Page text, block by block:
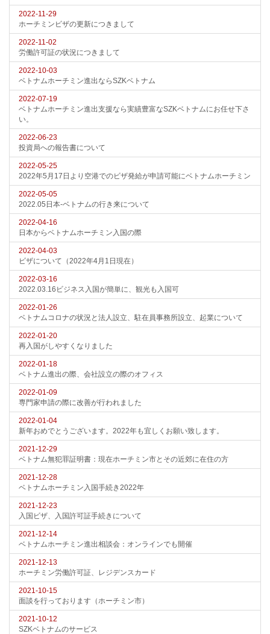
2022-11-29
ホーチミンビザの更新につきまして
2022-11-02
労働許可証の状況につきまして
2022-10-03
ベトナムホーチミン進出ならSZKベトナム
2022-07-19
ベトナムホーチミン進出支援なら実績豊富なSZKベトナムにお任せ下さ
い。
2022-06-23
投資局への報告書について
2022-05-25
2022年5月17日より空港でのビザ発給が申請可能にベトナムホーチミン
2022-05-05
2022.05日本-ベトナムの行き来について
2022-04-16
日本からベトナムホーチミン入国の際
2022-04-03
ビザについて（2022年4月1日現在）
2022-03-16
2022.03.16ビジネス入国が簡単に、観光も入国可
2022-01-26
ベトナムコロナの状況と法人設立、駐在員事務所設立、起業について
2022-01-20
再入国がしやすくなりました
2022-01-18
ベトナム進出の際、会社設立の際のオフィス
2022-01-09
専門家申請の際に改善が行われました
2022-01-04
新年おめでとうございます。2022年も宜しくお願い致します。
2021-12-29
ベトナム無犯罪証明書：現在ホーチミン市とその近郊に在住の方
2021-12-28
ベトナムホーチミン入国手続き2022年
2021-12-23
入国ビザ、入国許可証手続きについて
2021-12-14
ベトナムホーチミン進出相談会：オンラインでも開催
2021-12-13
ホーチミン労働許可証、レジデンスカード
2021-10-15
面談を行っております（ホーチミン市）
2021-10-12
SZKベトナムのサービス